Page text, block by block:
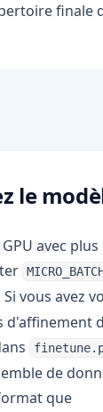
finale
le
avec
Si vous avez
d'affinement
de
que